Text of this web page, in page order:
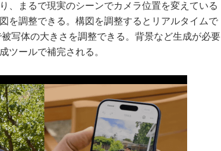
、まるで現実のシーンでカメラ位置を変えている
を調整できる。構図を調整するとリアルタイムで
写体の大きさを調整できる。背景など生成が必要
ツールで補完される。